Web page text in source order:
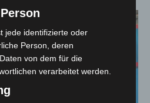
jede identifizierte oder
Person, deren
von dem für die
verarbeitet werden.